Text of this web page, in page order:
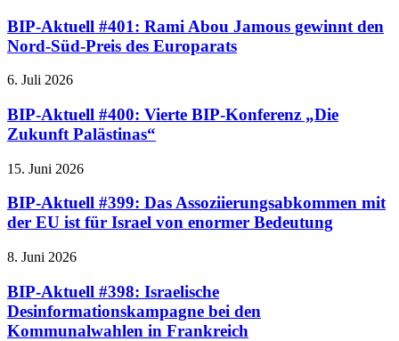
BIP-Aktuell #401: Rami Abou Jamous gewinnt den
Nord-Süd-Preis des Europarats
6. Juli 2026
BIP-Aktuell #400: Vierte BIP-Konferenz „Die
Zukunft Palästinas“
15. Juni 2026
BIP-Aktuell #399: Das Assoziierungsabkommen mit
der EU ist für Israel von enormer Bedeutung
8. Juni 2026
BIP-Aktuell #398: Israelische
Desinformationskampagne bei den
Kommunalwahlen in Frankreich